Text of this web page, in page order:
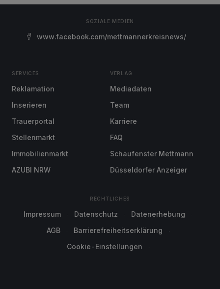
SOZIALE MEDIEN
www.facebook.com/mettmannerkreisnews/
SERVICES
Reklamation
Inserieren
Trauerportal
Stellenmarkt
Immobilienmarkt
AZUBI NRW
VERLAG
Mediadaten
Team
Karriere
FAQ
Schaufenster Mettmann
Düsseldorfer Anzeiger
RECHTLICHES
Impressum Datenschutz
Datenerhebung
AGB
Barrierefreiheitserklärung
Cookie-Einstellungen